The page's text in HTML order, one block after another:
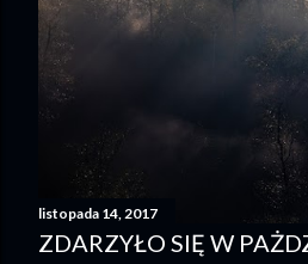
listopada 14, 2017
ZDARZYŁO SIĘ W